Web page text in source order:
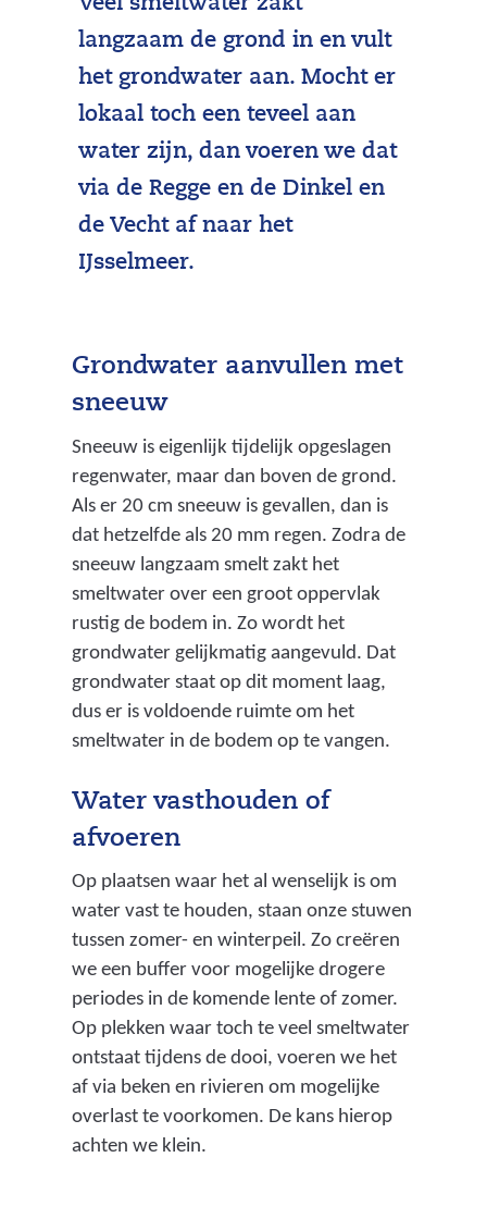
Veel smeltwater zakt
langzaam de grond in en vult
het grondwater aan. Mocht er
lokaal toch een teveel aan
water zijn, dan voeren we dat
via de Regge en de Dinkel en
de Vecht af naar het
IJsselmeer.
Grondwater aanvullen met
sneeuw
Sneeuw is eigenlijk tijdelijk opgeslagen
regenwater, maar dan boven de grond.
Als er 20 cm sneeuw is gevallen, dan is
dat hetzelfde als 20 mm regen. Zodra de
sneeuw langzaam smelt zakt het
smeltwater over een groot oppervlak
rustig de bodem in. Zo wordt het
grondwater gelijkmatig aangevuld. Dat
grondwater staat op dit moment laag,
dus er is voldoende ruimte om het
smeltwater in de bodem op te vangen.
Water vasthouden of
afvoeren
Op plaatsen waar het al wenselijk is om
water vast te houden, staan onze stuwen
tussen zomer- en winterpeil. Zo creëren
we een buffer voor mogelijke drogere
periodes in de komende lente of zomer.
Op plekken waar toch te veel smeltwater
ontstaat tijdens de dooi, voeren we het
af via beken en rivieren om mogelijke
overlast te voorkomen. De kans hierop
achten we klein.